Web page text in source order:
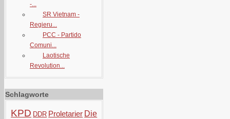
-...
SR Vietnam -
Regieru...
PCC - Partido
Comuni...
Laotische
Revolution...
Schlagworte
KPD DDR Proletarier Die